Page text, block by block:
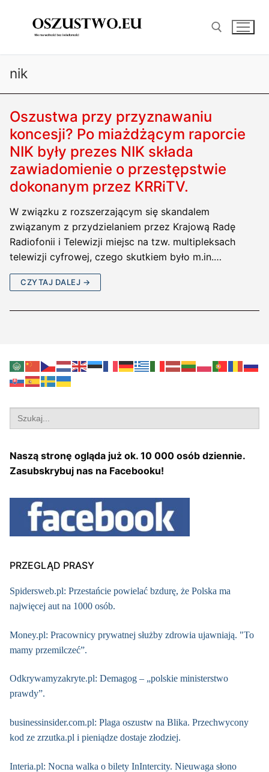
nik
Oszustwa przy przyznawaniu
koncesji? Po miażdżącym raporcie
NIK były prezes NIK składa
zawiadomienie o przestępstwie
dokonanym przez KRRiTV.
W związku z rozszerzającym się skandalem
związanym z przydzielaniem przez Krajową Radę
Radiofonii i Telewizji miejsc na tzw. multipleksach
telewizji cyfrowej, czego skutkiem było m.in.…
CZYTAJ DALEJ →
Search
for:
Naszą stronę ogląda już ok. 10 000 osób dziennie.
Zasubskrybuj nas na Facebooku!
PRZEGLĄD PRASY
Spidersweb.pl: Przestańcie powielać bzdurę, że Polska ma
najwięcej aut na 1000 osób.
Money.pl: Pracownicy prywatnej służby zdrowia ujawniają. "To
mamy przemilczeć”.
Odkrywamyzakryte.pl: Demagog – „polskie ministerstwo
prawdy”.
businessinsider.com.pl: Plaga oszustw na Blika. Przechwycony
kod ze zrzutka.pl i pieniądze dostaje złodziej.
Interia.pl: Nocna walka o bilety InIntercity. Nieuwaga słono